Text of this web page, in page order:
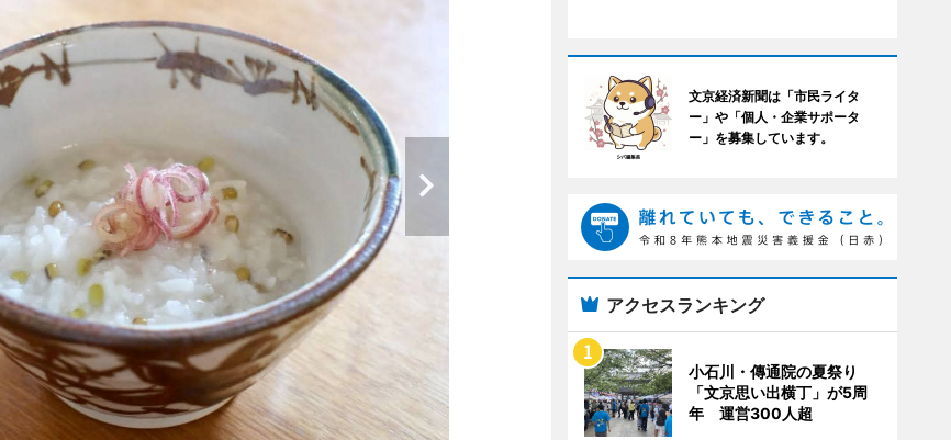
文京経済新聞は「市民ライタ
ー」や「個人・企業サポータ
ー」を募集しています。
アクセスランキング
小石川・傳通院の夏祭り
「文京思い出横丁」が5周
年 運営300人超